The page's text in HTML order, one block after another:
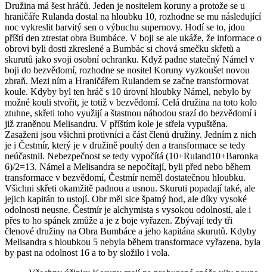
Družina má šest hráčů. Jeden je nositelem koruny a protože se u
hraničáře Rulanda dostal na hloubku 10, rozhodne se mu následující
noc vykreslit barvitý sen o výbuchu supernovy. Hodí se to, jdou
příští den ztrestat obra Bumbáce. V boji se ale ukáže, že informace o
obrovi byli dosti zkreslené a Bumbác si chová smečku skřetů a
skurutů jako svoji osobní ochranku. Když padne statečný Námel v
boji do bezvědomí, rozhodne se nositel Koruny vyzkoušet novou
zbraň. Mezi ním a Hraničářem Rulandem se začne transformovat
koule. Kdyby byl ten hráč s 10 úrovní hloubky Námel, nebylo by
možné kouli stvořit, je totiž v bezvědomí. Celá družina na toto kolo
ztuhne, skřeti toho využijí a štastnou náhodou srazí do bezvědomí i
již zraněnou Melisandru. V příštím kole je střela vypuštěna.
Zasaženi jsou všichni protivníci a část členů družiny. Jedním z nich
je i Čestmír, který je v družině pouhý den a transformace se tedy
neúčastnil. Nebezpečnost se tedy vypočítá (10+Ruland10+Baronka
6)/2=13. Námel a Melisandra se nepočítají, byli před nebo během
transformace v bezvědomí, Čestmír neměl dostatečnou hloubku.
Všichni skřeti okamžitě padnou a usnou. Skuruti popadají také, ale
jejich kapitán to ustojí. Obr měl sice špatný hod, ale díky vysoké
odolnosti neusne. Čestmír je alchymista s vysokou odolností, ale i
přes to ho spánek zmůže a je z boje vyřazen. Zbývají tedy tři
členové družiny na Obra Bumbáce a jeho kapitána skurutů. Kdyby
Melisandra s hloubkou 5 nebyla během transformace vyřazena, byla
by past na odolnost 16 a to by složilo i vola.